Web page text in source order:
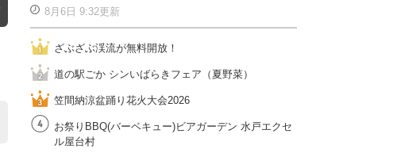
8月6日 9:32更新
ざぶざぶ渓流が無料開放！
道の駅ごか シンいばらきフェア（夏野菜）
笠間納涼盆踊り花火大会2026
お祭りBBQ(バーベキュー)ビアガーデン 水戸エクセ
ル屋台村